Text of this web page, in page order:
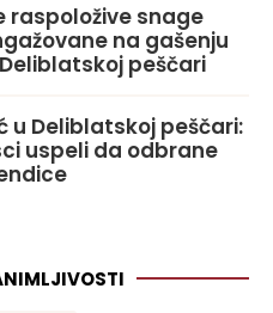
raspoložive snage
na gašenju
peščari
u Deliblatskoj peščari:
uspeli da odbrane